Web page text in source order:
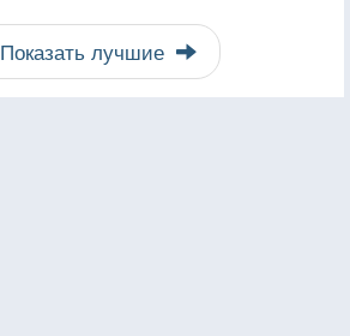
Показать лучшие